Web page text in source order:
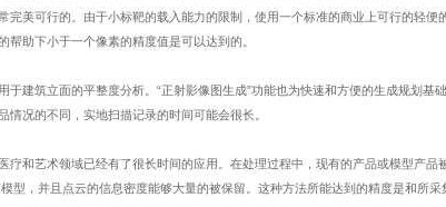
完美可行的。由于小标靶的载入能力的限制，使用一个标准的商业上可行的轻便
助下小于一个像素的精度值是可以达到的。
于建筑立面的平整度分析。 “正射影像图生成”功能也为快速和方便的生成规划基
况的不同，实地扫描记录的时间可能会很长。
疗和艺术领域已经有了很长时间的应用。在处理过程中，现有的产品或模型产品
模型，并且点云的信息密度能够大量的被保留。这种方法所能达到的精度是和所采